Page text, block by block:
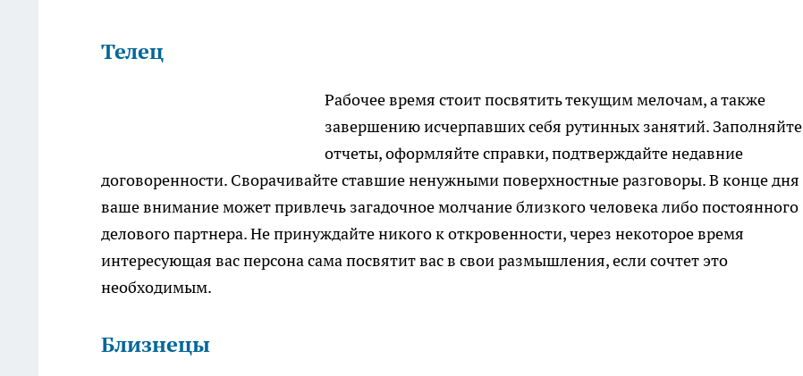
Телец
Рабочее время стоит посвятить текущим мелочам, а также
завершению исчерпавших себя рутинных занятий. Заполняйте
отчеты, оформляйте справки, подтверждайте недавние
договоренности. Сворачивайте ставшие ненужными поверхностные разговоры. В конце дня
ваше внимание может привлечь загадочное молчание близкого человека либо постоянного
делового партнера. Не принуждайте никого к откровенности, через некоторое время
интересующая вас персона сама посвятит вас в свои размышления, если сочтет это
необходимым.
Близнецы